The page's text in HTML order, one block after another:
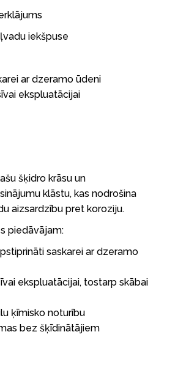
iekšpuse
ar dzeramo ūdeni
ekspluatācijai
šķidro krāsu un
klāstu, kas nodrošina
aizsardzību pret koroziju.
piedāvājam:
saskarei ar dzeramo
ekspluatācijai, tostarp skābai
ķīmisko noturību
bez šķīdinātājiem